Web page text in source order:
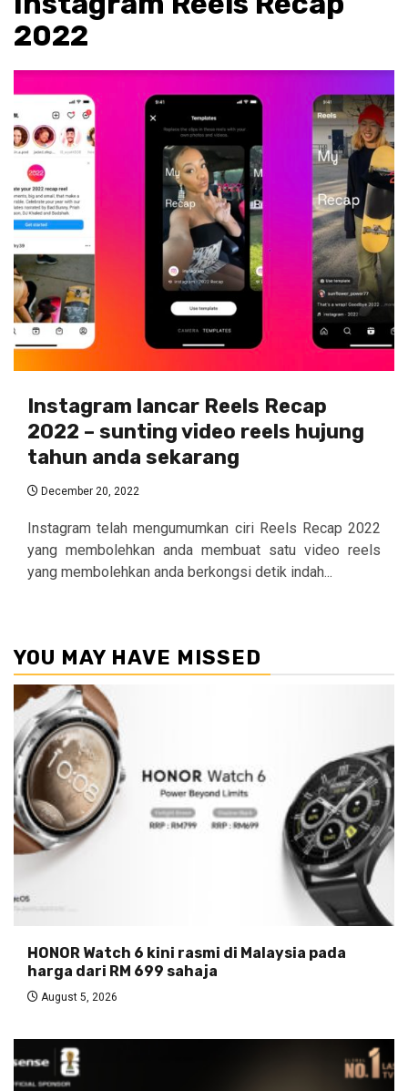
2022
Instagram lancar Reels Recap
2022 – sunting video reels hujung
tahun anda sekarang
December 20, 2022
Instagram telah mengumumkan ciri Reels Recap 2022
yang membolehkan anda membuat satu video reels
yang membolehkan anda berkongsi detik indah...
YOU MAY HAVE MISSED
HONOR Watch 6 kini rasmi di Malaysia pada
harga dari RM 699 sahaja
August 5, 2026